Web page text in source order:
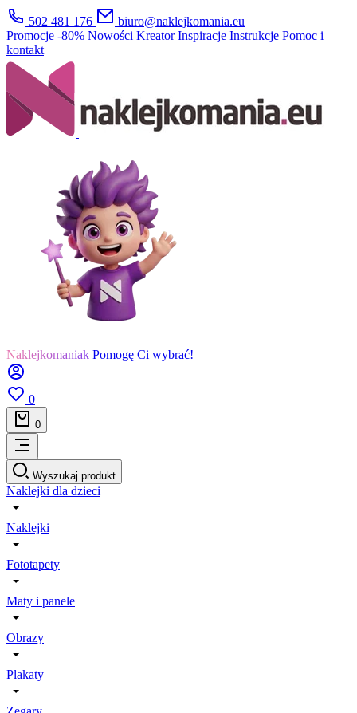
502 481 176
biuro@naklejkomania.eu
Promocje -80% Nowości Kreator Inspiracje Instrukcje Pomoc i
kontakt
Naklejkomaniak Pomogę Ci wybrać!
0
0
Wyszukaj produkt
Naklejki dla dzieci
Naklejki
Fototapety
Maty i panele
Obrazy
Plakaty